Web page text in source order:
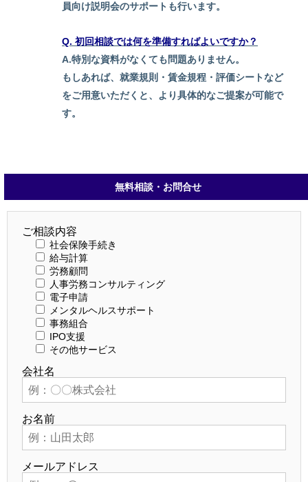
員向け説明会のサポートも行います。
Q. 初回相談では何を準備すればよいですか？
A.特別な資料がなくても問題ありません。
もしあれば、就業規則・賃金規程・評価シートなど
をご用意いただくと、より具体的なご提案が可能で
す。
無料相談・お問合せ
ご相談内容
社会保険手続き
給与計算
労務顧問
人事労務コンサルティング
電子申請
メンタルヘルスサポート
事務組合
IPO支援
その他サービス
会社名
お名前
メールアドレス